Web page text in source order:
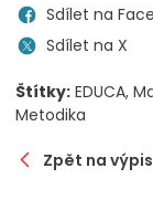
Sdílet na
Sdílet na X
Štítky: EDUCA
Metodika
Zpět na výpis